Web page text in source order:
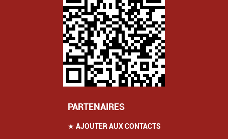
PARTENAIRES
★ AJOUTER AUX CONTACTS